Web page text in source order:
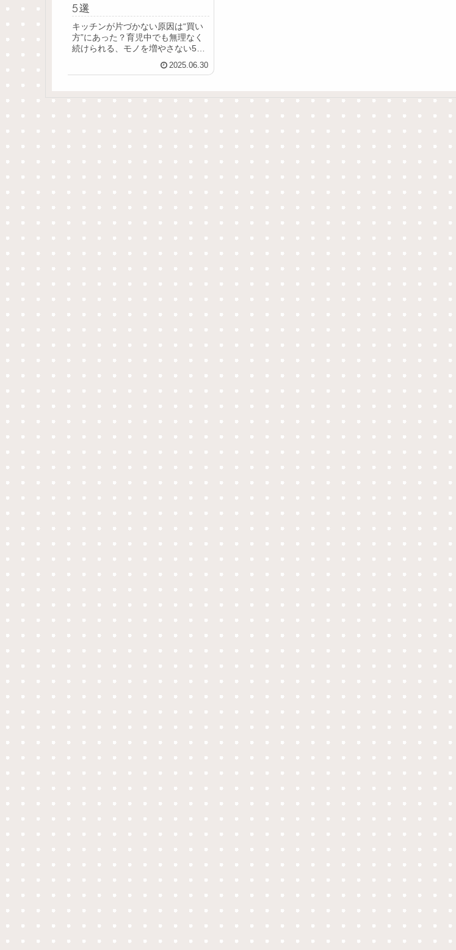
5選
キッチンが片づかない原因は“買い
方”にあった？育児中でも無理なく
続けられる、モノを増やさない5つ
の買い物ルールをご紹介します。
2025.06.30